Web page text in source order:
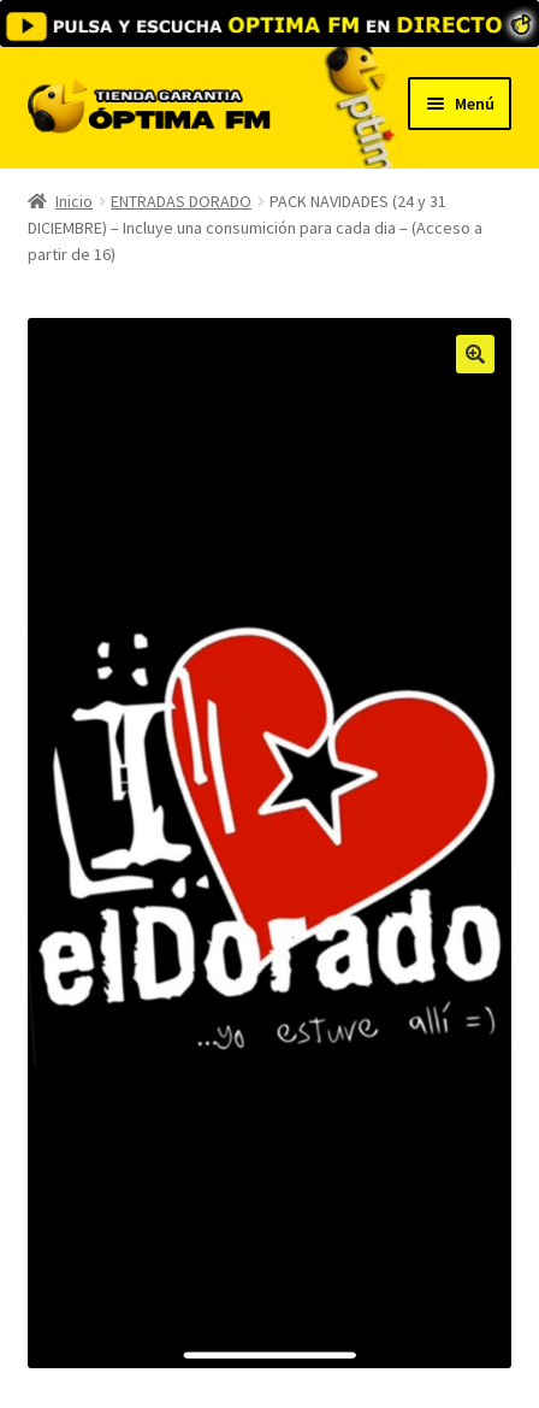
Ir
a
Ir
al
Menú
Inicio
Carrito
Inicio ENTRADAS DORADO
PACK NAVIDADES (24 y 31
DICIEMBRE) – Incluye una consumición para cada dia – (Acceso a
partir de 16)